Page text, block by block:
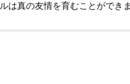
は真の友情を育むことができ